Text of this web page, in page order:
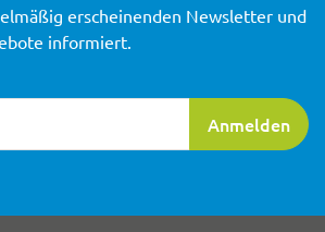
Anmelden
erscheinenden Newsletter und
informiert.